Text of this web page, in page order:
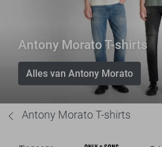
Antony Morato T-shirts
Alles van Antony Morato
Antony Morato T-shirts